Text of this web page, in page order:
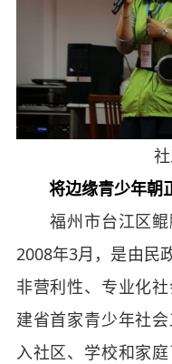
社
将边缘青少年朝
福州市台江区鲲
2008年3月，是由民
非营利性、专业化
建省首家青少年社
入社区、学校和家